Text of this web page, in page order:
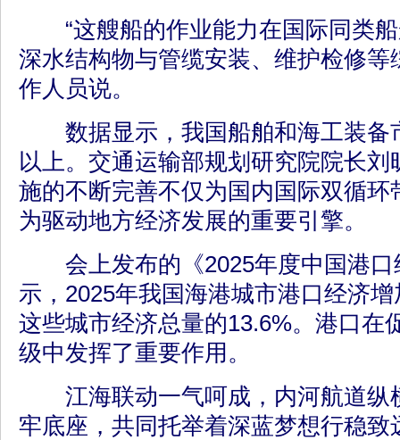
“这艘船的作业能力在国际同类船
深水结构物与管缆安装、维护检修等
作人员说。
数据显示，我国船舶和海工装备
以上。交通运输部规划研究院院长
施的不断完善不仅为国内国际双循环
为驱动地方经济发展的重要引擎。
会上发布的《2025年度中国港口
示，2025年我国海港城市港口经济
这些城市经济总量的13.6%。港口在
级中发挥了重要作用。
江海联动一气呵成，内河航道纵
牢底座，共同托举着深蓝梦想行稳致